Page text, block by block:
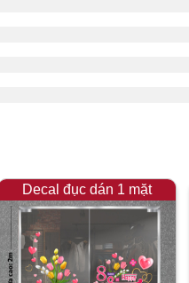
Decal đục dán 1 mặt